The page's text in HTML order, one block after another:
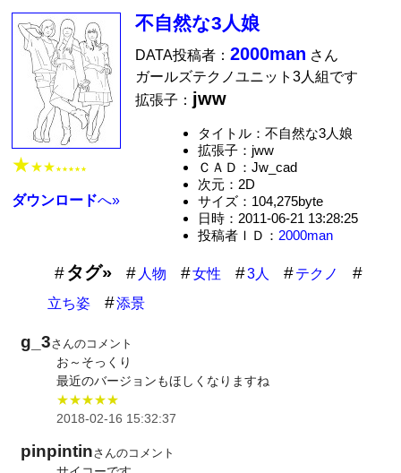
★★★ ★★★★★
ダウンロードへ»
不自然な3人娘
DATA投稿者：2000man さん
ガールズテクノユニット3人組です
拡張子： jww
タイトル：不自然な3人娘
拡張子：jww
ＣＡＤ：Jw_cad
次元：2D
サイズ：104,275byte
日時：2011-06-21 13:28:25
投稿者ＩＤ： 2000man
タグ» 人物 女性 3人
テクノ
立ち姿
添景
g_3さんのコメント
お～そっくり
最近のバージョンもほしくなりますね
★★★★★
2018-02-16 15:32:37
pinpintinさんのコメント